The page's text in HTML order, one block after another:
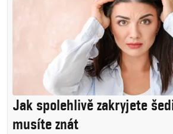
Jak spolehlivě zakryjete
musíte znát